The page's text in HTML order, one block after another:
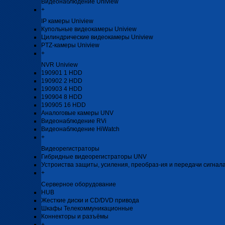
Видеонаблюдение Uniview
+
IP камеры Uniview
Купольные видеокамеры Uniview
Цилиндрические видеокамеры Uniview
PTZ-камеры Uniview
+
NVR Uniview
190901 1 HDD
190902 2 HDD
190903 4 HDD
190904 8 HDD
190905 16 HDD
Аналоговые камеры UNV
Видеонаблюдение RVi
Видеонаблюдение HiWatch
+
Видеорегистраторы
Гибридные видеорегистраторы UNV
Устроиства защиты, усиления, преобраз-ия и передачи
+
Серверное оборудование
HUB
Жесткие диски и CD/DVD привода
Шкафы Телекоммуникационные
Коннекторы и разъёмы